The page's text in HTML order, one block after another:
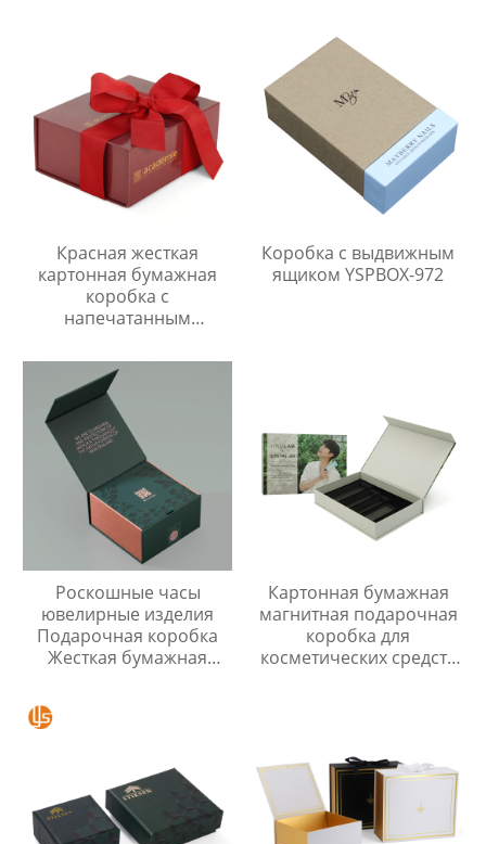
листами из крафт-
бумаги, ручка,
математический
блокнот поставщика
Красная жесткая
картонная бумажная
коробка с
напечатанным
складная магнитная
подарочная коробка,
упаковка с шелковой
подкладкой
Коробка с выдвижным
ящиком YSPBOX-972
Роскошные часы
ювелирные изделия
Подарочная коробка
Жесткая бумажная
Картонная коробка в
Картонная бумажная
магнитная подарочная
коробка для
косметических средств